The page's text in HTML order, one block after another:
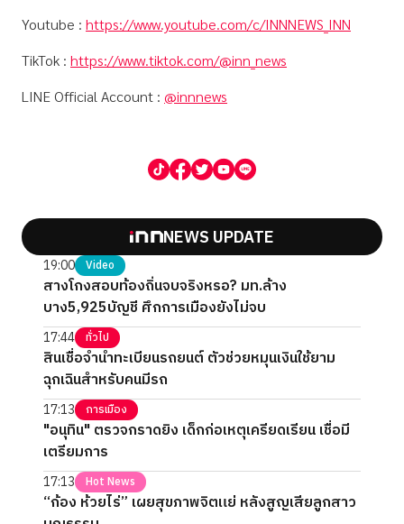
Youtube : https://www.youtube.com/c/INNNEWS_INN
TikTok : https://www.tiktok.com/@inn_news
LINE Official Account : @innnews
NEWS UPDATE
19:00 Video
สางโกงสอบท้องถิ่นจบจริงหรอ? มท.ล้าง
บาง5,925บัญชี ศึกการเมืองยังไม่จบ
17:44 ทั่วไป
สินเชื่อจำนำทะเบียนรถยนต์ ตัวช่วยหมุนเงินใช้ยาม
ฉุกเฉินสำหรับคนมีรถ
17:13 การเมือง
"อนุทิน" ตรวจกราดยิง เด็กก่อเหตุเครียดเรียน เชื่อมี
เตรียมการ
17:13 Hot News
“ก้อง ห้วยไร่” เผยสุขภาพจิตแย่ หลังสูญเสียลูกสาว